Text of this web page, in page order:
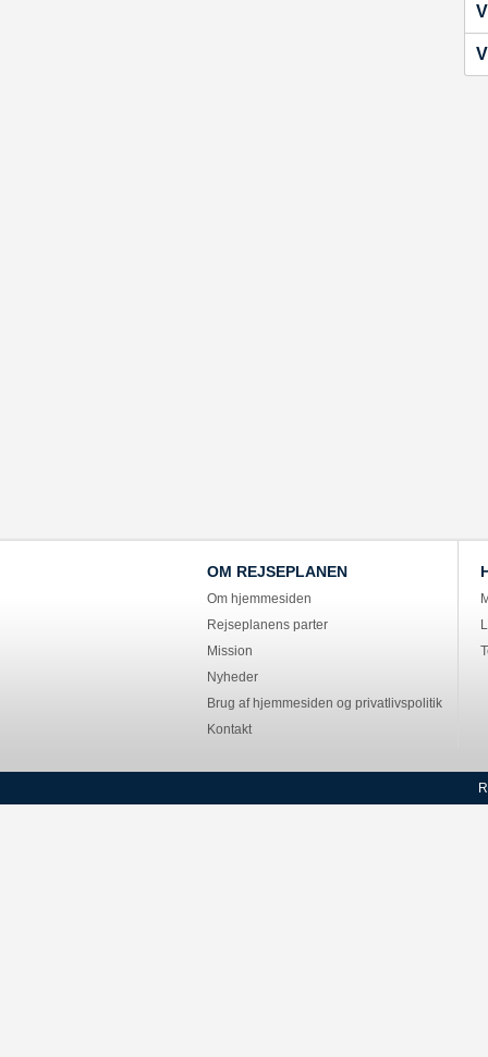
OM REJSEPLANEN
Om hjemmesiden
Rejseplanens parter
Mission
Nyheder
Brug af hjemmesiden og privatlivspolitik
Kontakt